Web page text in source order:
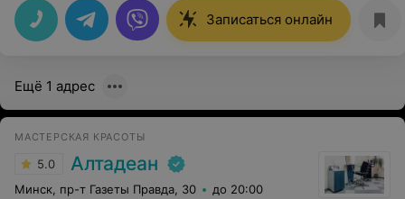
Записаться онлайн
Ещё 1 адрес
МАСТЕРСКАЯ КРАСОТЫ
5.0 Алтадеан
Минск, пр-т Газеты Правда, 30 до 20:00